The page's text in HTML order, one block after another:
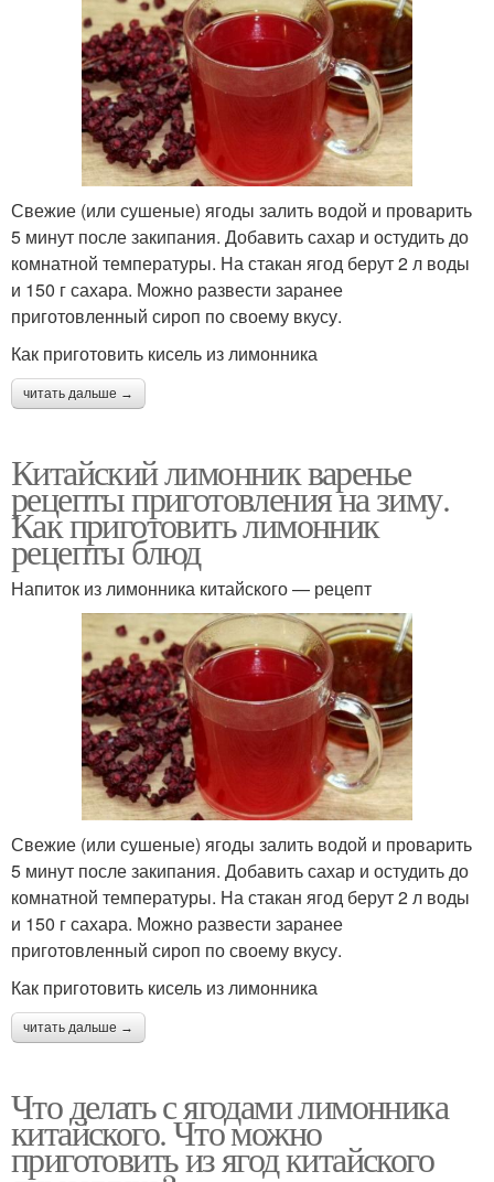
Свежие (или сушеные) ягоды залить водой и проварить
5 минут после закипания. Добавить сахар и остудить до
комнатной температуры. На стакан ягод берут 2 л воды
и 150 г сахара. Можно развести заранее
приготовленный сироп по своему вкусу.
Как приготовить кисель из лимонника
читать дальше →
Китайский лимонник варенье
рецепты приготовления на зиму.
Как приготовить лимонник
рецепты блюд
Напиток из лимонника китайского — рецепт
Свежие (или сушеные) ягоды залить водой и проварить
5 минут после закипания. Добавить сахар и остудить до
комнатной температуры. На стакан ягод берут 2 л воды
и 150 г сахара. Можно развести заранее
приготовленный сироп по своему вкусу.
Как приготовить кисель из лимонника
читать дальше →
Что делать с ягодами лимонника
китайского. Что можно
приготовить из ягод китайского